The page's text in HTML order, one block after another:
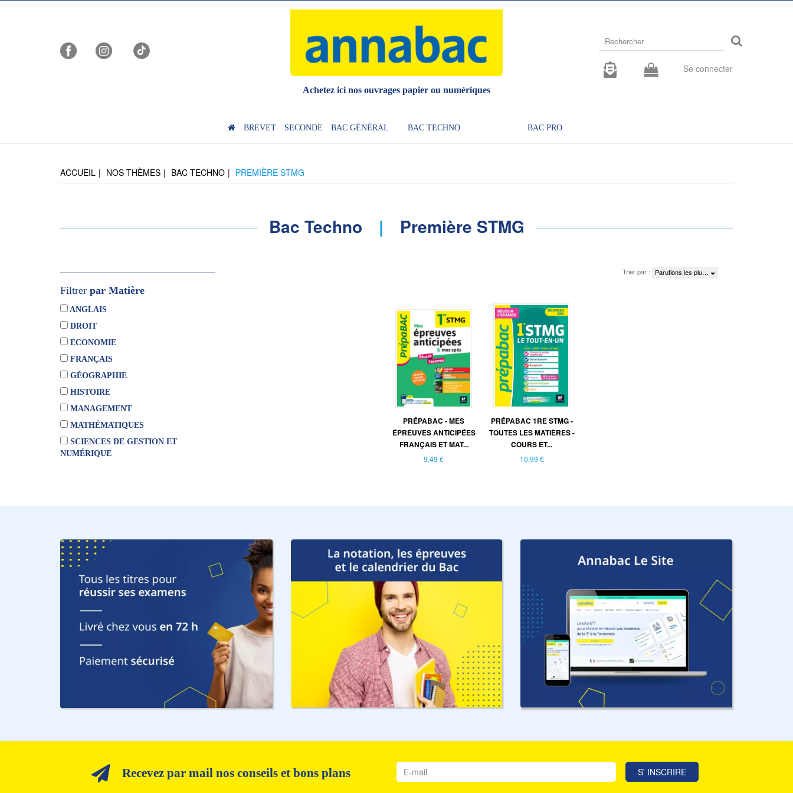
Achetez ici nos ouvrages papier ou numériques
le
site
Se connecter
BREVET SECONDE BAC GÉNÉRAL BAC TECHNO BAC PRO
ACCUEIL NOS THÈMES BAC TECHNO PREMIÈRE STMG
Bac Techno Première STMG
Filtrer par Matière
ANGLAIS
DROIT
ECONOMIE
FRANÇAIS
GÉOGRAPHIE
HISTOIRE
MANAGEMENT
MATHÉMATIQUES
SCIENCES DE GESTION ET
NUMÉRIQUE
Trier par : Parutions les plu…
PRÉPABAC - MES
ÉPREUVES ANTICIPÉES
FRANÇAIS ET MAT...
9,49 €
PRÉPABAC 1RE STMG -
TOUTES LES MATIÈRES -
COURS ET...
10,99 €
Recevez par mail nos conseils et bons plans